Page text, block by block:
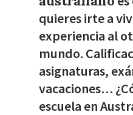
quieres irte a
experiencia al
mundo.
asignaturas,
vacaciones…
escuela en